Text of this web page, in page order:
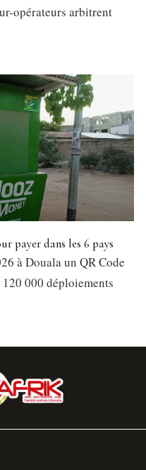
opérateurs arbitrent
payer dans les 6 pays
à Douala un QR Code
000 déploiements